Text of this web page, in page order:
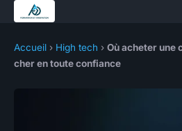
Accueil › High tech › Où acheter une
cher en toute confiance